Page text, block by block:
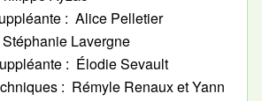
Alice Pelletier
Stéphanie Lavergne
Élodie Sevault
Rémyle Renaux et Yann